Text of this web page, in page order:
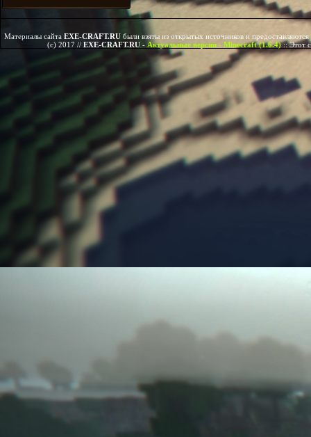
Материалы сайта EXE-CRAFT.RU были взяты из открытых источников и
(c) 2017 // EXE-CRAFT.RU - Актуальные версии - Minecraft (1.6.4)::Этот